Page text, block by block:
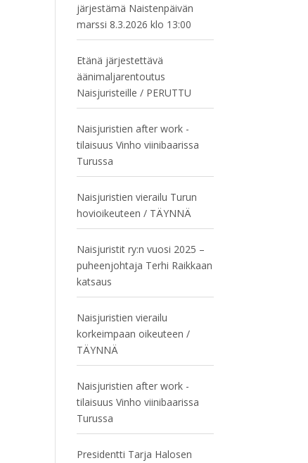
järjestämä Naistenpäivän
marssi 8.3.2026 klo 13:00
Etänä järjestettävä
äänimaljarentoutus
Naisjuristeille / PERUTTU
Naisjuristien after work -
tilaisuus Vinho viinibaarissa
Turussa
Naisjuristien vierailu Turun
hovioikeuteen / TÄYNNÄ
Naisjuristit ry:n vuosi 2025 –
puheenjohtaja Terhi Raikkaan
katsaus
Naisjuristien vierailu
korkeimpaan oikeuteen /
TÄYNNÄ
Naisjuristien after work -
tilaisuus Vinho viinibaarissa
Turussa
Presidentti Tarja Halosen